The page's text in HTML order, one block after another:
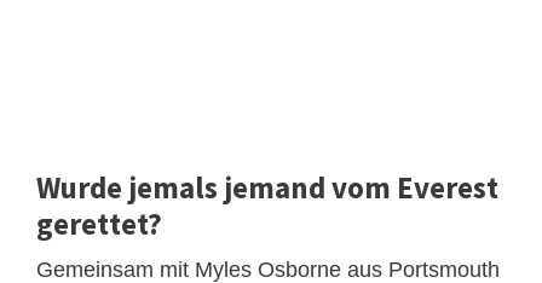
Wurde jemals jemand vom Everest
gerettet?
Gemeinsam mit Myles Osborne aus Portsmouth